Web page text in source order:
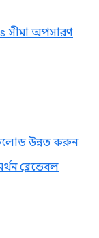
সীমা অপসারণ
উন্নত করুন
ব্লেন্ডেবল